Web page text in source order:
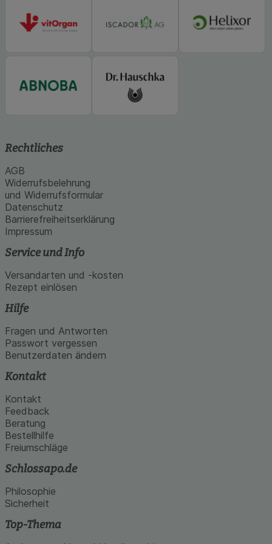
Rechtliches
AGB
Widerrufsbelehrung
und Widerrufsformular
Datenschutz
Barrierefreiheitserklärung
Impressum
Service und Info
Versandarten und -kosten
Rezept einlösen
Hilfe
Fragen und Antworten
Passwort vergessen
Benutzerdaten ändern
Kontakt
Kontakt
Feedback
Beratung
Bestellhilfe
Freiumschläge
Schlossapo.de
Philosophie
Sicherheit
Top-Thema